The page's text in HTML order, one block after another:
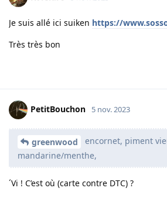
Je suis allé ici suiken https://
Très très bon
PetitBouchon 5 nov. 2023
greenwood
encornet, piment
mandarine/menthe,
´Vi ! C’est où (carte contre DTC) ?